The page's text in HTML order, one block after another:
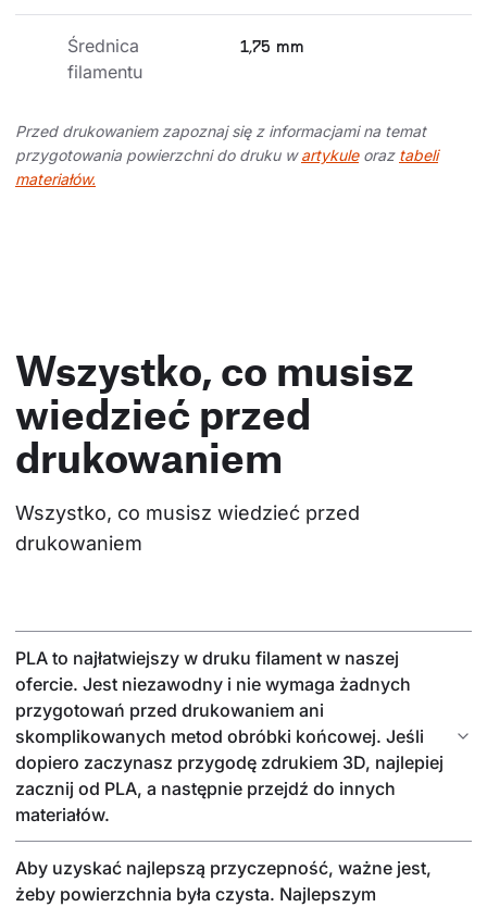
Średnica
filamentu
1,75 mm
Przed drukowaniem zapoznaj się z informacjami na temat
przygotowania powierzchni do druku wartykuleoraz tabeli
materiałów.
Wszystko, co musisz
wiedzieć przed
drukowaniem
Wszystko, co musisz wiedzieć przed
drukowaniem
PLA to najłatwiejszy w druku filament w naszej
ofercie. Jest niezawodny i nie wymaga żadnych
przygotowań przed drukowaniem ani
skomplikowanych metod obróbki końcowej. Jeśli
dopiero zaczynasz przygodę zdrukiem 3D, najlepiej
zacznij od PLA, a następnie przejdź do innych
materiałów.
Aby uzyskać najlepszą przyczepność, ważne jest,
żeby powierzchnia była czysta. Najlepszym